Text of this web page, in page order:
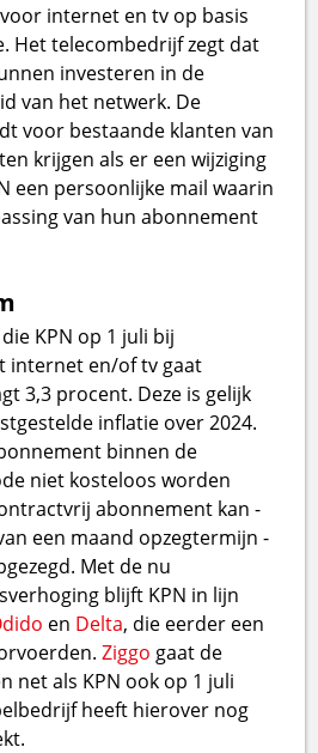
internet en tv op basis
Het telecombedrijf zegt dat
investeren in de
van het netwerk. De
voor bestaande klanten van
krijgen als er een wijziging
een persoonlijke mail waarin
van hun abonnement
KPN op 1 juli bij
internet en/of tv gaat
3,3 procent. Deze is gelijk
inflatie over 2024.
binnen de
niet kosteloos worden
abonnement kan -
een maand opzegtermijn -
Met de nu
blijft KPN in lijn
en Delta, die eerder een
Ziggo gaat de
net als KPN ook op 1 juli
heeft hierover nog